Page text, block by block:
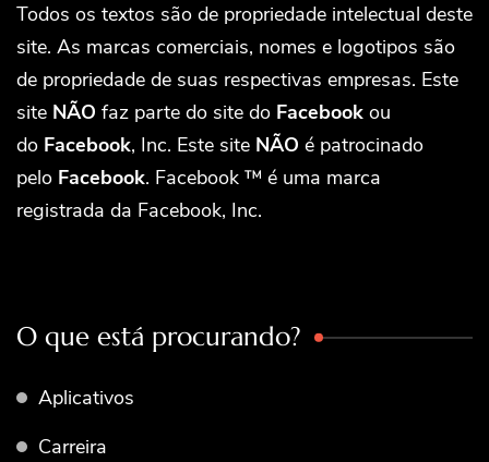
Todos os textos são de propriedade intelectual deste
site. As marcas comerciais, nomes e logotipos são
de propriedade de suas respectivas empresas. Este
site NÃO faz parte do site do Facebook ou
do Facebook, Inc. Este site NÃO é patrocinado
pelo Facebook. Facebook ™ é uma marca
registrada da Facebook, Inc.
O que está procurando?
Aplicativos
Carreira